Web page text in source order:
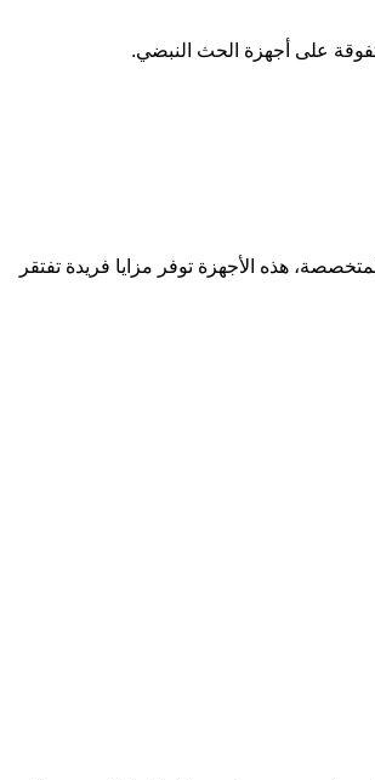
هذه الأجهزة توفر مزايا فريدة تفتقر